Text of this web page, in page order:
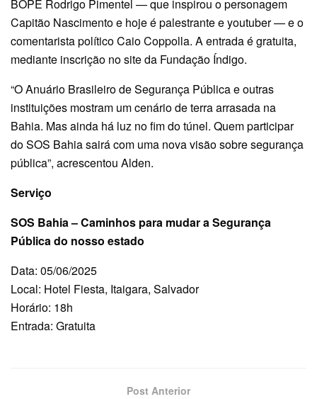
BOPE Rodrigo Pimentel — que inspirou o personagem
Capitão Nascimento e hoje é palestrante e youtuber — e o
comentarista político Caio Coppolla. A entrada é gratuita,
mediante inscrição no site da Fundação Índigo.
“O Anuário Brasileiro de Segurança Pública e outras
instituições mostram um cenário de terra arrasada na
Bahia. Mas ainda há luz no fim do túnel. Quem participar
do SOS Bahia sairá com uma nova visão sobre segurança
pública”, acrescentou Alden.
Serviço
SOS Bahia – Caminhos para mudar a Segurança
Pública do nosso estado
Data: 05/06/2025
Local: Hotel Fiesta, Itaigara, Salvador
Horário: 18h
Entrada: Gratuita
Post Anterior